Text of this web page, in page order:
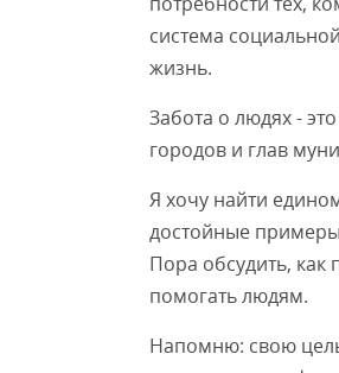
система
жизнь.
Забота о людях -
городов и глав
Я хочу найти
достойные примеры
Пора обсудить, как
помогать людям.
Напомню: свою